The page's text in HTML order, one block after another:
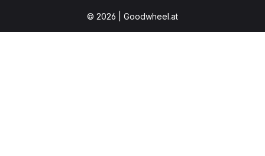
© 2026 | Goodwheel.at